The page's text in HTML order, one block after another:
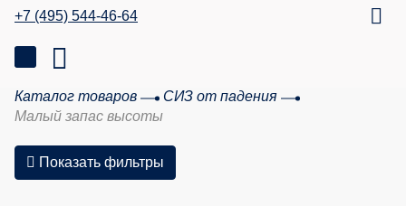
+7 (495) 544-46-64
Каталог товаров
СИЗ от падения
Малый запас высоты
Показать фильтры